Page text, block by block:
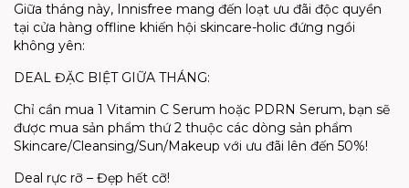
Giữa tháng này, Innisfree mang đến loạt ưu đãi độc quyền
tại cửa hàng offline khiến hội skincare-holic đứng ngồi
không yên:
DEAL ĐẶC BIỆT GIỮA THÁNG:
Chỉ cần mua 1 Vitamin C Serum hoặc PDRN Serum, bạn sẽ
được mua sản phẩm thứ 2 thuộc các dòng sản phẩm
Skincare/Cleansing/Sun/Makeup với ưu đãi lên đến 50%!
Deal rực rỡ – Đẹp hết cỡ!